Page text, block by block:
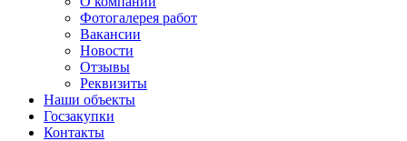
Фотогалерея работ
Вакансии
Новости
Отзывы
Реквизиты
Наши объекты
Госзакупки
Контакты